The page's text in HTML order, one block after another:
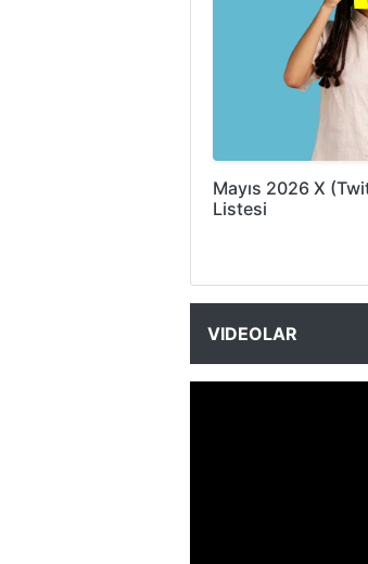
Mayıs 2026 X
Listesi
VIDEOLAR